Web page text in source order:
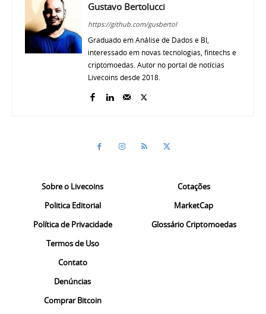
Gustavo Bertolucci
https://github.com/gusbertol
Graduado em Análise de Dados e BI,
interessado em novas tecnologias, fintechs e
criptomoedas. Autor no portal de notícias
Livecoins desde 2018.
Sobre o Livecoins
Politica Editorial
Política de Privacidade
Termos de Uso
Contato
Denúncias
Comprar Bitcoin
Cotações
MarketCap
Glossário Criptomoedas